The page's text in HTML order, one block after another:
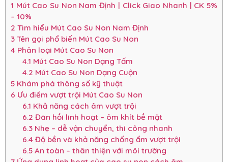
1 Mút Cao Su Non Nam Định | Click Giao Nhanh | CK 5%
– 10%
2 Tìm hiểu Mút Cao Su Non Nam Định
3 Tên gọi phổ biến Mút Cao Su Non
4 Phân loại Mút Cao Su Non
4.1 Mút Cao Su Non Dạng Tấm
4.2 Mút Cao Su Non Dạng Cuộn
5 Khám phá thông số kỹ thuật
6 Ưu điểm vượt trội Mút Cao Su Non
6.1 Khả năng cách âm vượt trội
6.2 Đàn hồi linh hoạt – ôm khít bề mặt
6.3Nhẹ – dễ vận chuyển, thi công nhanh
6.4 Độ bền và khả năng chống ẩm vượt trội
6.5An toàn – thân thiện với môi trường